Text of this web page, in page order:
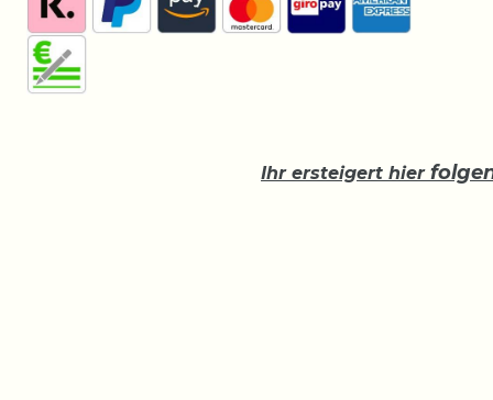
Ihr ersteigert hier